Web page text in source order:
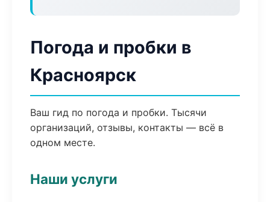
Погода и пробки в
Красноярск
Ваш гид по погода и пробки. Тысячи
организаций, отзывы, контакты — всё в
одном месте.
Наши услуги